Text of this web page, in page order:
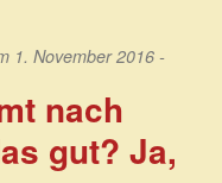
1. November 2016 -
nach
gut? Ja,